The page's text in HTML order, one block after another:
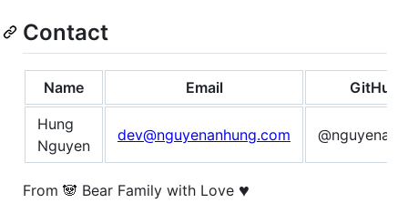
Contact
Name Email
GitHub
Hung
Nguyen
dev@nguyenanhung.com
From 🐼 Bear Family with Love ♥️